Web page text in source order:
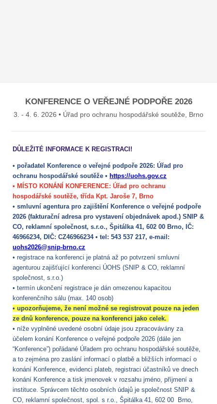
KONFERENCE O VEŘEJNÉ PODPOŘE 2026
3. - 4. 6. 2026 • Úřad pro ochranu hospodářské soutěže, Brno
DŮLEŽITÉ INFORMACE K REGISTRACI!
• pořadatel Konference o veřejné podpoře 2026: Úřad pro
ochranu hospodářské soutěže • https://uohs.gov.cz
• MÍSTO KONÁNÍ KONFERENCE: Úřad pro ochranu
hospodářské soutěže, třída Kpt. Jaroše 7, Brno
• smluvní agentura pro zajištění Konference o veřejné podpoře
2026 (fakturační adresa pro vystavení objednávek apod.) SNIP &
CO, reklamní společnost, s.r.o., Špitálka 41, 602 00 Brno, IČ:
46966234, DIČ: CZ46966234 • tel: 543 537 217, e-mail:
uohs2026@snip-brno.cz
• registrace na konferenci je platná až po potvrzení smluvní
agenturou zajišťující konferenci ÚOHS (SNIP & CO, reklamní
společnost, s.r.o.)
• termín ukončení registrace je dán omezenou kapacitou
konferenčního sálu (max. 140 osob)
• upozorňujeme, že není možné se registrovat pouze na jeden
ze dnů konference, pouze na konferenci jako celek.
• níže vyplněné uvedené osobní údaje jsou zpracovávány za
účelem konání Konference o veřejné podpoře 2026 (dále jen
“Konference”) pořádané Úřadem pro ochranu hospodářské soutěže,
a to zejména pro zaslání informací o platbě a bližších informací o
konání Konference, evidenci plateb, registraci účastníků ve dnech
konání Konference a tisk jmenovek v rozsahu jméno, příjmení a
instituce. Správcem těchto osobních údajů je společnost SNIP &
CO, reklamní společnost, spol. s r.o., Špitálka 41, 602 00 Brno,